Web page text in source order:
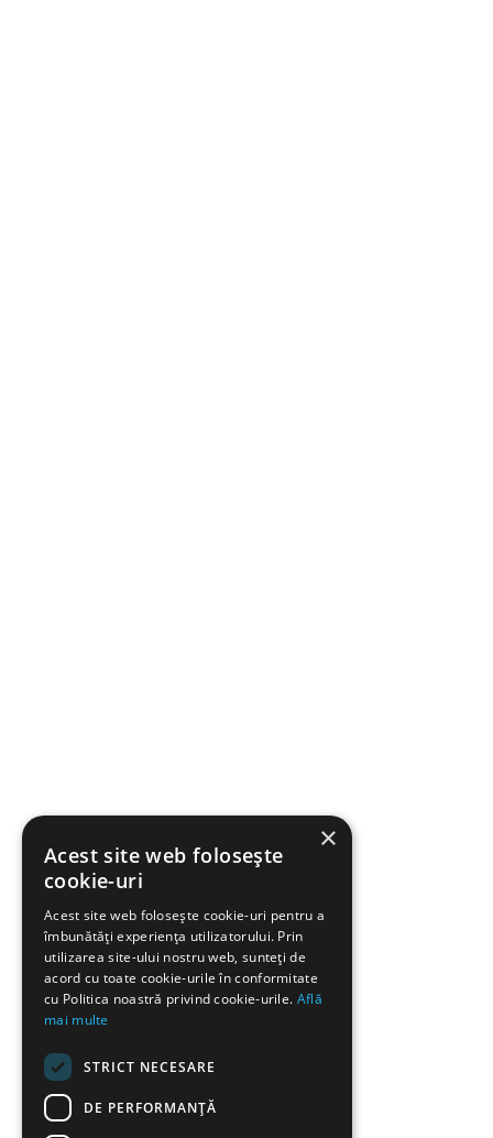
×
Acest site web folosește
cookie-uri
Acest site web folosește cookie-uri pentru a
îmbunătăți experiența utilizatorului. Prin
utilizarea site-ului nostru web, sunteți de
acord cu toate cookie-urile în conformitate
cu Politica noastră privind cookie-urile. Află
mai multe
STRICT NECESARE
DE PERFORMANȚĂ